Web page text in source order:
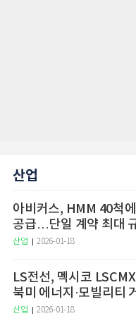
산업
아비커스, HMM 40척
공급…단일 계약 최대
산업 2026-01-18
LS전선, 멕시코
북미 에너지·모빌리티
산업 2026-01-18